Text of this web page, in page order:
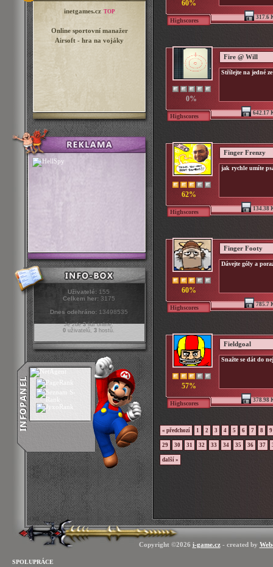
inetgames.cz TOP
Online sportovní manažer
Airsoft - hra na vojáky
Uživatelé: 155
Celkem her:3175
Dnes odehráno:13498535
Je zde3lidí online:
0 uživatelů, 3 hostů.
60%
Highscores 317.6
0%
Fire @ Will
Střílejte na jedné
Highscores 642.17
62%
Finger Frenzy
jak rychle umíte
Highscores 134.38
60%
Finger Footy
Dávejte góly a
Highscores 785.7
57%
Fieldgoal
Snažte se dát do
Highscores 378.98
« předchozí 1 2 3 4 5 6 7 8 9
29 30 31 32 33 34 35 36 37
další »
Copyright ©2026 i-game.cz- created by
SPOLUPRÁCE